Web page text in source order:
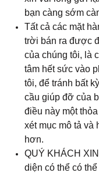
bạn càng sớm
Tất cả các mặt
trời bán ra được
của chúng tôi, là
tâm hết sức vào
tôi, để tránh bất
cầu giúp đỡ của
điều này một
xét mục mô tả và
hơn.
QUÝ KHÁCH
diện có thể có